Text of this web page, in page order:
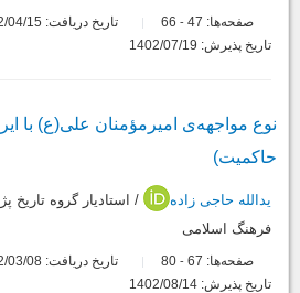
صفحه‌ها: 47
-
تاریخ دریافت: 1402/04/15
تاریخ پذیرش: 1402/07/19
نوع مواجهه‌ی امیرمؤمنان علی(ع) با
حاکمیت)
یدالله حاجی زاده
/ استادیار گروه تاریخ
فرهنگ اسلامی
صفحه‌ها: 67
-
تاریخ دریافت: 1402/03/08
تاریخ پذیرش: 1402/08/14